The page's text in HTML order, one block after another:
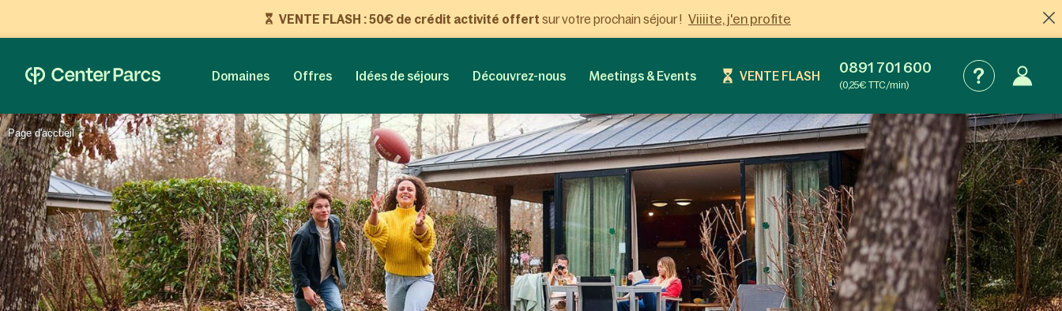
VENTE FLASH : 50€ de crédit activité offert sur votre prochain séjour ! Viiiite, j'en profite
Domaines Offres Idées de séjours Découvrez-nous Meetings & Events VENTE FLASH 0891 701 600
(0,25€ TTC/min)
Page d'accueil